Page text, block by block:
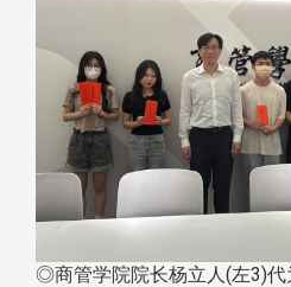
◎商管学院院长杨立人(左3)代